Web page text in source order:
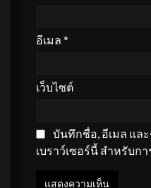
อีเมล *
เว็บไซต์
บันทึกชื่อ, อีเมล แล
เบราว์เซอร์นี้ สำหรับก